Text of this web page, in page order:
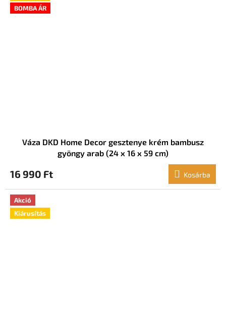
BOMBA ÁR
Váza DKD Home Decor gesztenye krém bambusz
gyöngy arab (24 x 16 x 59 cm)
16 990 Ft Kosárba
Akció
Kiárusítás